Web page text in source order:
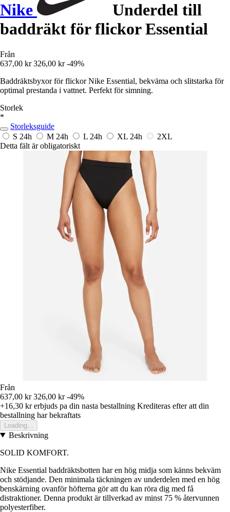
Nike
Underdel till
baddräkt för flickor Essential
Från
637,00 kr 326,00 kr -49%
Baddräktsbyxor för flickor Nike Essential, bekväma och slitstarka för
optimal prestanda i vattnet. Perfekt för simning.
Storlek
*
Storleksguide
S 24h M 24h L 24h XL 24h
2XL
Detta fält är obligatoriskt
Från
637,00 kr 326,00 kr -49%
+16,30 krerbjuds pa din nasta bestallning Krediteras efter att din
bestallning har bekraftats
Loading...
Beskrivning
SOLID KOMFORT.
Nike Essential baddräktsbotten har en hög midja som känns bekväm
och stödjande. Den minimala täckningen av underdelen med en hög
benskärning ovanför höfterna gör att du kan röra dig med få
distraktioner. Denna produkt är tillverkad av minst 75 % återvunnen
polyesterfiber.